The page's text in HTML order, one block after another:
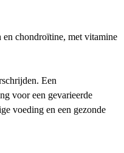
chondroïtine, met vitamine
Een
voor een gevarieerde
voeding en een gezonde